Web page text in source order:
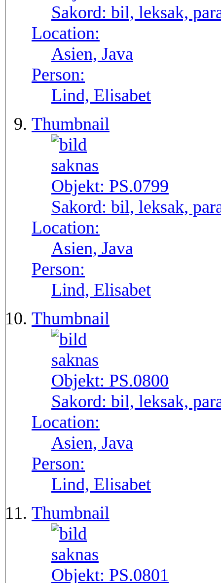
Sakord: bil, leksak,
Location:
Asien, Java
Person:
Lind, Elisabet
Thumbnail
Objekt: PS.0799
Sakord: bil, leksak,
Location:
Asien, Java
Person:
Lind, Elisabet
Thumbnail
Objekt: PS.0800
Sakord: bil, leksak,
Location:
Asien, Java
Person:
Lind, Elisabet
Thumbnail
Objekt: PS.0801